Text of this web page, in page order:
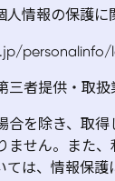
報の保護に
者提供・取扱
合を除き、取
ません。また
ては、情報保